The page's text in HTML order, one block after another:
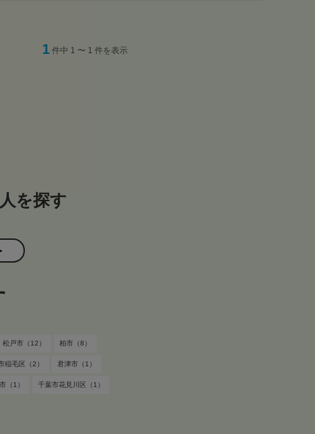
1 件中 1 〜 1 件を表示
を探す
松戸市（12） 柏市（8）
稲毛区（2） 君津市（1）
（1） 千葉市花見川区（1）